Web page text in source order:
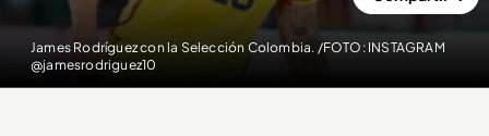
James Rodríguez con la Selección Colombia. /FOTO: INSTAGRAM
@jamesrodriguez10